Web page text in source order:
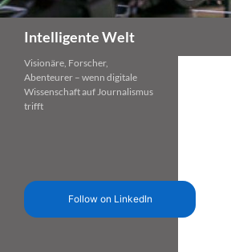
Intelligente Welt
Visionäre, Forscher,
Abenteurer – wenn digitale
Wissenschaft auf Journalismus
trifft
Follow on LinkedIn